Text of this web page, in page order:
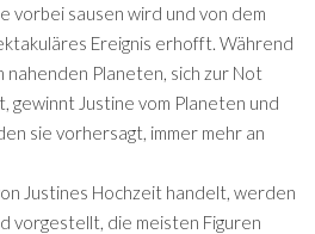
vorbei sausen wird und von dem
Ereignis erhofft. Während
nahenden Planeten, sich zur Not
gewinnt Justine vom Planeten und
sie vorhersagt, immer mehr an
Justines Hochzeit handelt, werden
vorgestellt, die meisten Figuren